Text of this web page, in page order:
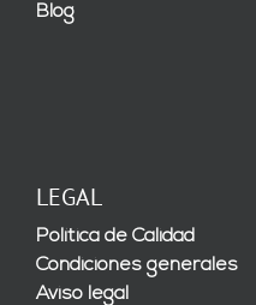
Blog
LEGAL
Política de Calidad
Condiciones generales
Aviso legal